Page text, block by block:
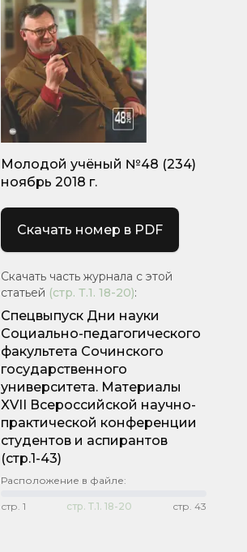
Молодой учёный №48 (234)
ноябрь 2018 г.
Скачать номер в PDF
Скачать часть журнала с этой
статьей (стр. Т.1. 18-20):
Спецвыпуск Дни науки
Социально-педагогического
факультета Сочинского
государственного
университета. Материалы
XVII Всероссийской научно-
практической конференции
студентов и аспирантов
(стр.1-43)
Расположение в файле:
стр. 1 стр. Т.1. 18-20 стр. 43